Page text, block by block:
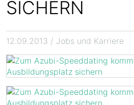
SICHERN
12.09.2013 / Jobs und Karriere